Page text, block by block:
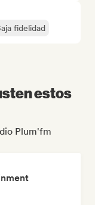
fidelidad
estos
Plum'fm